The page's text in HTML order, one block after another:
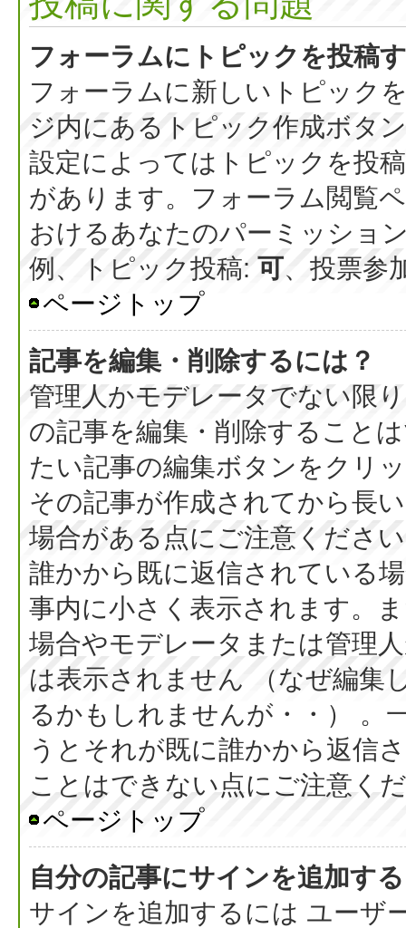
フォーラムにトピックを投稿
フォーラムに新しいトピック
ジ内にあるトピック作成ボタ
設定によってはトピックを投
があります。フォーラム閲覧
おけるあなたのパーミッショ
例、トピック投稿: 可、投票参
ページトップ
記事を編集・削除するには？
管理人かモデレータでない限
の記事を編集・削除すること
たい記事の編集ボタンをクリ
その記事が作成されてから長
場合がある点にご注意くださ
誰かから既に返信されている
事内に小さく表示されます。
場合やモデレータまたは管理
は表示されません （なぜ編集
るかもしれませんが・・） 。
うとそれが既に誰かから返信
ことはできない点にご注意く
ページトップ
自分の記事にサインを追加す
サインを追加するには ユーザ